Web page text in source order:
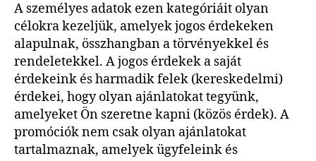
A személyes adatok ezen kategóriáit olyan
célokra kezeljük, amelyek jogos érdekeken
alapulnak, összhangban a törvényekkel és
rendeletekkel. A jogos érdekek a saját
érdekeink és harmadik felek (kereskedelmi)
érdekei, hogy olyan ajánlatokat tegyünk,
amelyeket Ön szeretne kapni (közös érdek). A
promóciók nem csak olyan ajánlatokat
tartalmaznak, amelyek ügyfeleink és